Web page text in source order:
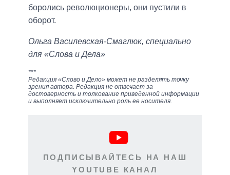
боролись революционеры, они пустили в
оборот.
Ольга Василевская-Смаглюк, специально
для «Слова и Дела»
***
Редакция «Слово и Дело» может не разделять точку
зрения автора. Редакция не отвечает за
достоверность и толкование приведенной информации
и выполняет исключительно роль ее носителя.
ПОДПИСЫВАЙТЕСЬ НА НАШ
YOUTUBE КАНАЛ